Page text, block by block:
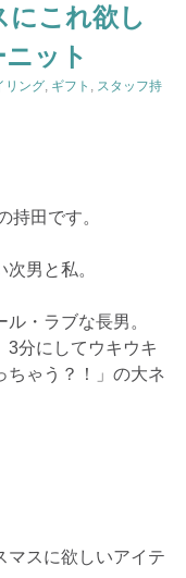
にこれ欲し
ット
リング, ギフト , スタッフ持
持田です。
男と私。
・ラブな長男。
3分にしてウキウキ
ちゃう？！」の大ネ
マスに欲しいアイテ